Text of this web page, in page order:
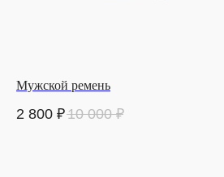
Мужской ремень
2 800 ₽10 000 ₽